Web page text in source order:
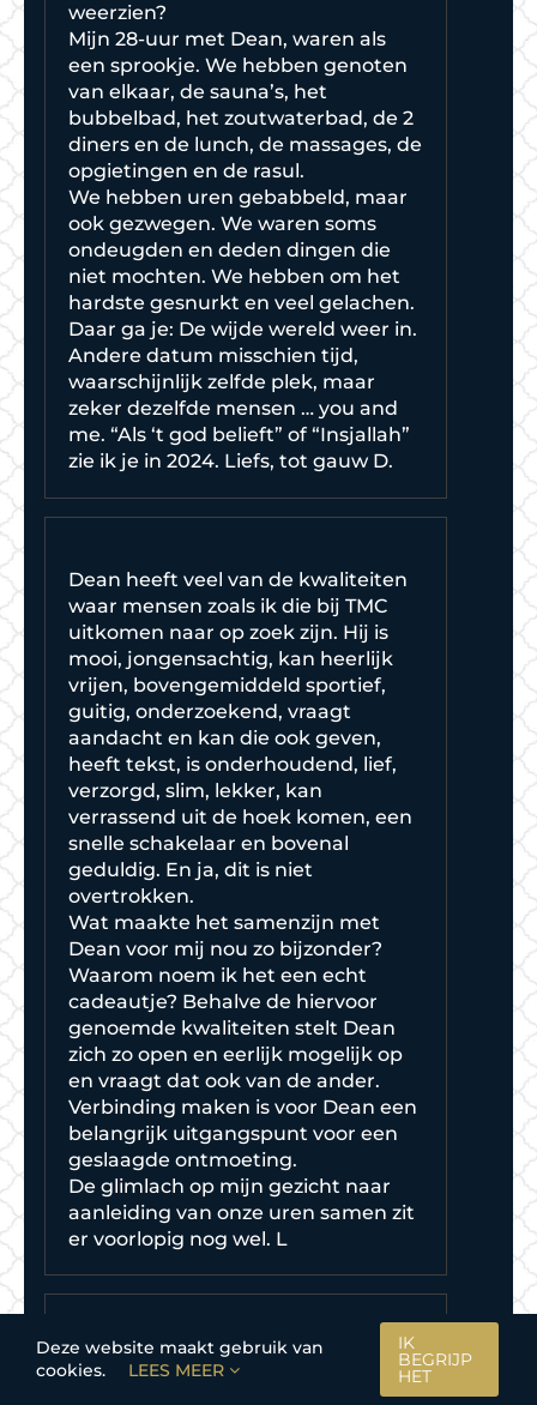
weerzien?
Mijn 28-uur met Dean, waren als
een sprookje. We hebben genoten
van elkaar, de sauna’s, het
bubbelbad, het zoutwaterbad, de 2
diners en de lunch, de massages, de
opgietingen en de rasul.
We hebben uren gebabbeld, maar
ook gezwegen. We waren soms
ondeugden en deden dingen die
niet mochten. We hebben om het
hardste gesnurkt en veel gelachen.
Daar ga je: De wijde wereld weer in.
Andere datum misschien tijd,
waarschijnlijk zelfde plek, maar
zeker dezelfde mensen … you and
me. “Als ‘t god belieft” of “Insjallah”
zie ik je in 2024. Liefs, tot gauw D.
Dean heeft veel van de kwaliteiten
waar mensen zoals ik die bij TMC
uitkomen naar op zoek zijn. Hij is
mooi, jongensachtig, kan heerlijk
vrijen, bovengemiddeld sportief,
guitig, onderzoekend, vraagt
aandacht en kan die ook geven,
heeft tekst, is onderhoudend, lief,
verzorgd, slim, lekker, kan
verrassend uit de hoek komen, een
snelle schakelaar en bovenal
geduldig. En ja, dit is niet
overtrokken.
Wat maakte het samenzijn met
Dean voor mij nou zo bijzonder?
Waarom noem ik het een echt
cadeautje? Behalve de hiervoor
genoemde kwaliteiten stelt Dean
zich zo open en eerlijk mogelijk op
en vraagt dat ook van de ander.
Verbinding maken is voor Dean een
belangrijk uitgangspunt voor een
geslaagde ontmoeting.
De glimlach op mijn gezicht naar
aanleiding van onze uren samen zit
er voorlopig nog wel. L
Vanaf minuut 1 was er een klik. De
date was super. Helemaal zoals ik
Deze website maakt gebruik van
cookies.
LEES MEER
IK
BEGRIJP
HET